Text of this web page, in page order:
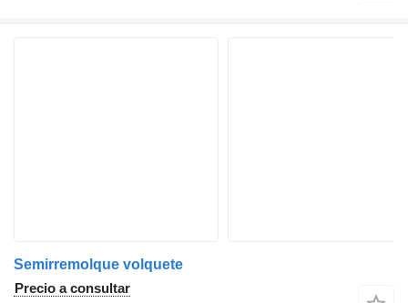
Semirremolque volquete
Precio a consultar